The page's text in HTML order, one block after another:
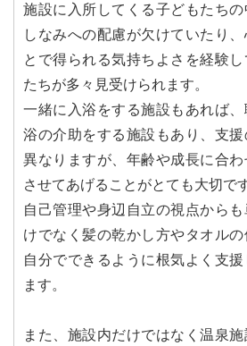
施設に入所してくる子どもたち
しなみへの配慮が欠けていたり
とで得られる気持ちよさを経験
たちが多々見受けられます。
一緒に入浴をする施設もあれば
浴の介助をする施設もあり、支
異なりますが、年齢や成長に合
させてあげることがとても大切です
自己管理や身辺自立の視点から
けでなく髪の乾かし方やタオル
自分でできるように根気よく支
ます。
また、施設内だけではなく温泉